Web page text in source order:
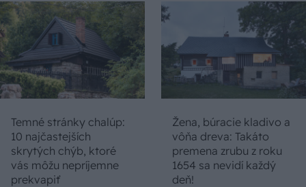
Temné stránky chalúp:
10 najčastejších
skrytých chýb, ktoré
vás môžu nepríjemne
prekvapiť
Žena, búracie kladivo a
vôňa dreva: Takáto
premena zrubu z roku
1654 sa nevidí každý
deň!